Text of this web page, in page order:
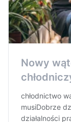
Nowy
chłodnictwo
musiDobrze
działalności